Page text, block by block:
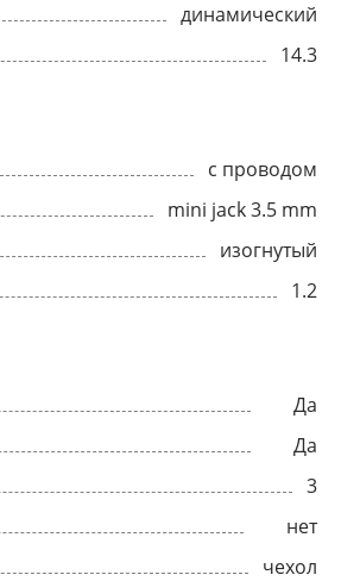
динамический
14.3
с проводом
mini jack 3.5 mm
изогнутый
1.2
Да
Да
3
нет
чехол